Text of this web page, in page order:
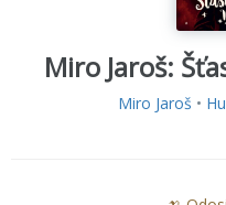
Miro Jaroš:
Miro Jaroš •